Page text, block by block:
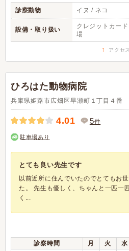
診察動物 イヌ / ネコ
設備・取り扱い
クレジットカー
場
↑ アクセ
ひろはた動物病院
兵庫県姫路市広畑区早瀬町１丁目４番
4.01 5件
駐車場あり
とても良い先生です
以前近所に住んでいたのでとてもお
た。 先生も優しく、ちゃんと一匹一
く...
診察時間 月 火 水